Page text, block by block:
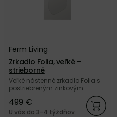
Ferm Living
Zrkadlo Folia, veľké –
strieborné
Veľké nástenné zrkadlo Folia s
postriebreným zinkovým
rámom od dánskej značky
Ferm Living.
499 €
U vás do 3-4 týždňov